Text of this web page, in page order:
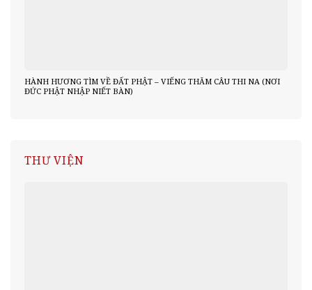
HÀNH HƯƠNG TÌM VỀ ĐẤT PHẬT – VIẾNG THĂM CÂU THI NA (NƠI
ĐỨC PHẬT NHẬP NIẾT BÀN)
THƯ VIỆN